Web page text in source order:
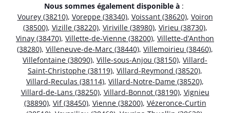
Nous sommes également disponible à :
Vourey (38210), Voreppe (38340), Voissant (38620), Voiron
(38500), Vizille (38220), Viriville (38980), Virieu (38730),
Vinay (38470), Villette-de-Vienne (38200), Villette-d’Anthon
(38280), Villeneuve-de-Marc (38440), Villemoirieu (38460),
Villefontaine (38090), Ville-sous-Anjou (38150), Villard-
Saint-Christophe (38119), Villard-Reymond (38520),
Villard-Reculas (38114), Villard-Notre-Dame (38520),
Villard-de-Lans (38250), Villard-Bonnot (38190), Vignieu
(38890), Vif (38450), Vienne (38200), Vézeronce-Curtin